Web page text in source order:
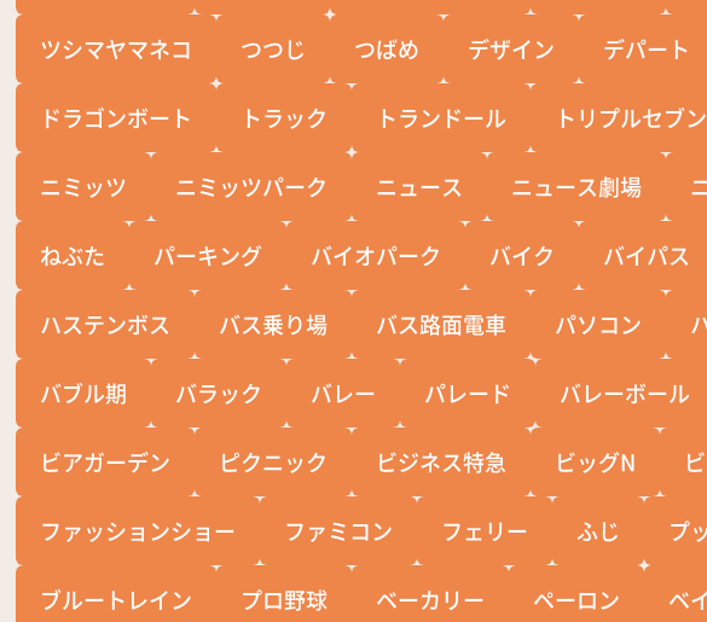
ツシマヤマネコ つつじ つばめ デザイン デパート
ドラゴンボート トラック トランドール トリプルセブン
ニミッツ ニミッツパーク ニュース ニュース劇場
ねぶた パーキング バイオパーク バイク バイパス
ハステンボス バス乗り場 バス路面電車 パソコン
バブル期 バラック バレー パレード バレーボール
ビアガーデン ピクニック ビジネス特急 ビッグN
ファッションショー ファミコン フェリー ふじ プ
ブルートレイン プロ野球 ベーカリー ペーロン ベ